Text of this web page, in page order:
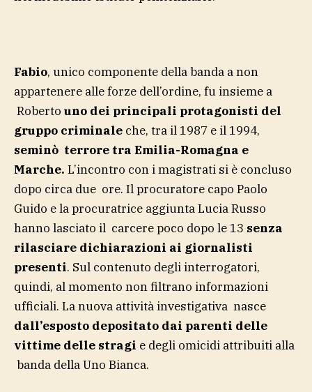
Fabio, unico componente della banda a non
appartenere alle forze dell’ordine, fu insieme a
Roberto uno dei principali protagonisti del
gruppo criminale che, tra il 1987 e il 1994,
seminò terrore tra Emilia-Romagna e
Marche. L’incontro con i magistrati si è concluso
dopo circa due ore. Il procuratore capo Paolo
Guido e la procuratrice aggiunta Lucia Russo
hanno lasciato il carcere poco dopo le 13 senza
rilasciare dichiarazioni ai giornalisti
presenti. Sul contenuto degli interrogatori,
quindi, al momento non filtrano informazioni
ufficiali. La nuova attività investigativa nasce
dall’esposto depositato dai parenti delle
vittime delle stragi e degli omicidi attribuiti alla
banda della Uno Bianca.